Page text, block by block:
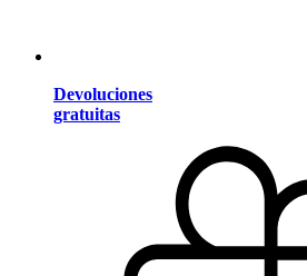
Devoluciones
gratuitas